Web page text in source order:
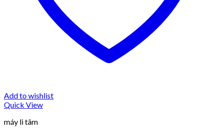
Add to wishlist
Quick View
máy li tâm